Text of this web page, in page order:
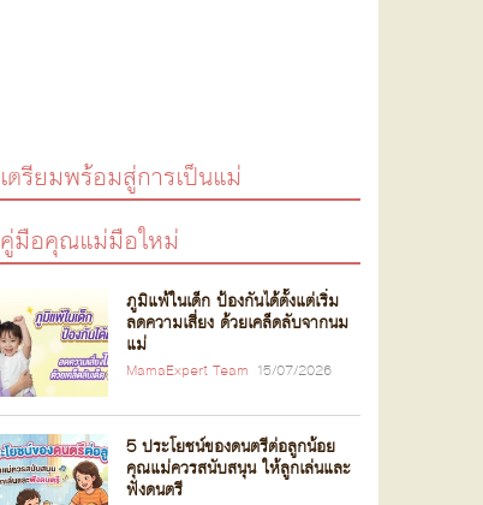
เตรียมพร้อมสู่การเป็นแม่
คู่มือคุณแม่มือใหม่
ภูมิแพ้ในเด็ก ป้องกันได้ตั้งแต่เริ่ม
ลดความเสี่ยง ด้วยเคล็ดลับจากนม
แม่
MamaExpert Team 15/07/2026
5 ประโยชน์ของดนตรีต่อลูกน้อย
คุณแม่ควรสนับสนุน ให้ลูกเล่นและ
ฟังดนตรี